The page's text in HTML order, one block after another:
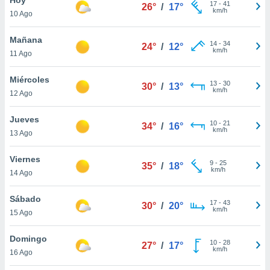
en
más
nuestra
de
cookies
aceptar
10 Ago
26° / 17° 17- 41
km/h
Mañana
11 Ago
24° / 12° 14- 34
km/h
Miércoles
12 Ago
30° / 13° 13- 30
km/h
Jueves
13 Ago
34° / 16° 10- 21
km/h
Viernes
14 Ago
35° / 18° 9- 25
km/h
Sábado
15 Ago
30° / 20° 17- 43
km/h
Domingo
16 Ago
27° / 17° 10- 28
km/h